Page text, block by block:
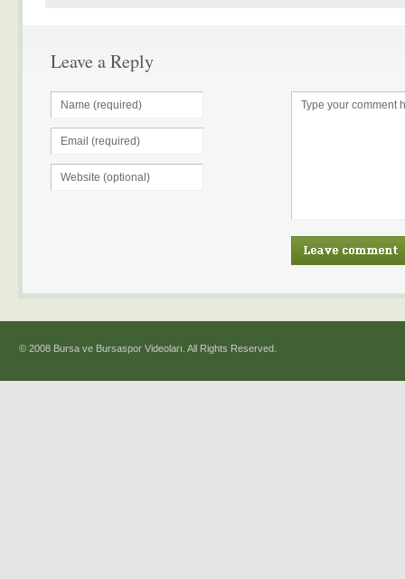
Leave a Reply
© 2008 Bursa ve Bursaspor Videoları. All Rights Reserved.